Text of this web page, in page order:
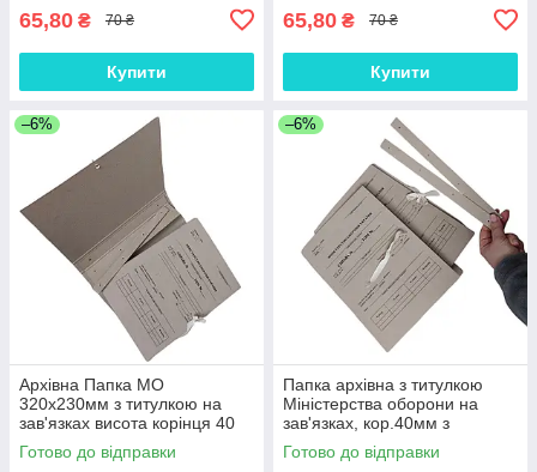
65,80 ₴ 70 ₴
Купити
65,80 ₴ 70 ₴
Купити
–6%
Архівна Папка MO
320х230мм з титулкою на
зав'язках висота корінця 40
мм місткість 250 аркушів +
планка
Готово до відправки
–6%
Папка архівна з титулкою
Міністерства оборони на
зав'язках, кор.40мм з
планками для підшивання
документів А4
Готово до відправки